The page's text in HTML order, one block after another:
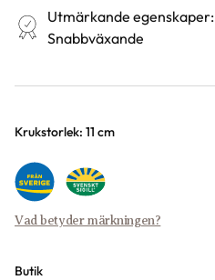
Utmärkande egenskaper:
Snabbväxande
Varianter
Krukstorlek: 11 cm
Vad betyder märkningen?
Butik